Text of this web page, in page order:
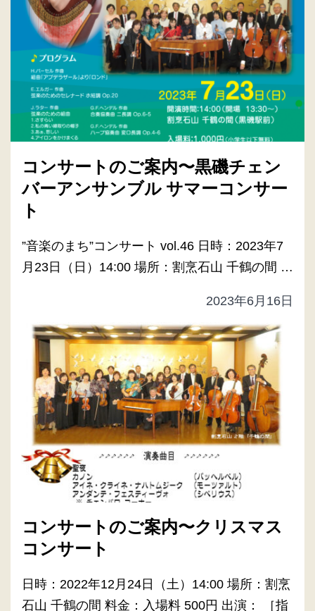
コンサートのご案内〜黒磯チェン
バーアンサンブル サマーコンサー
ト
”音楽のまち”コンサート vol.46 日時：2023年7
月23日（日）14:00 場所：割烹石山 千鶴の間 …
2023年6月16日
コンサートのご案内〜クリスマス
コンサート
日時：2022年12月24日（土）14:00 場所：割烹
石山 千鶴の間 料金：入場料 500円 出演： ［指